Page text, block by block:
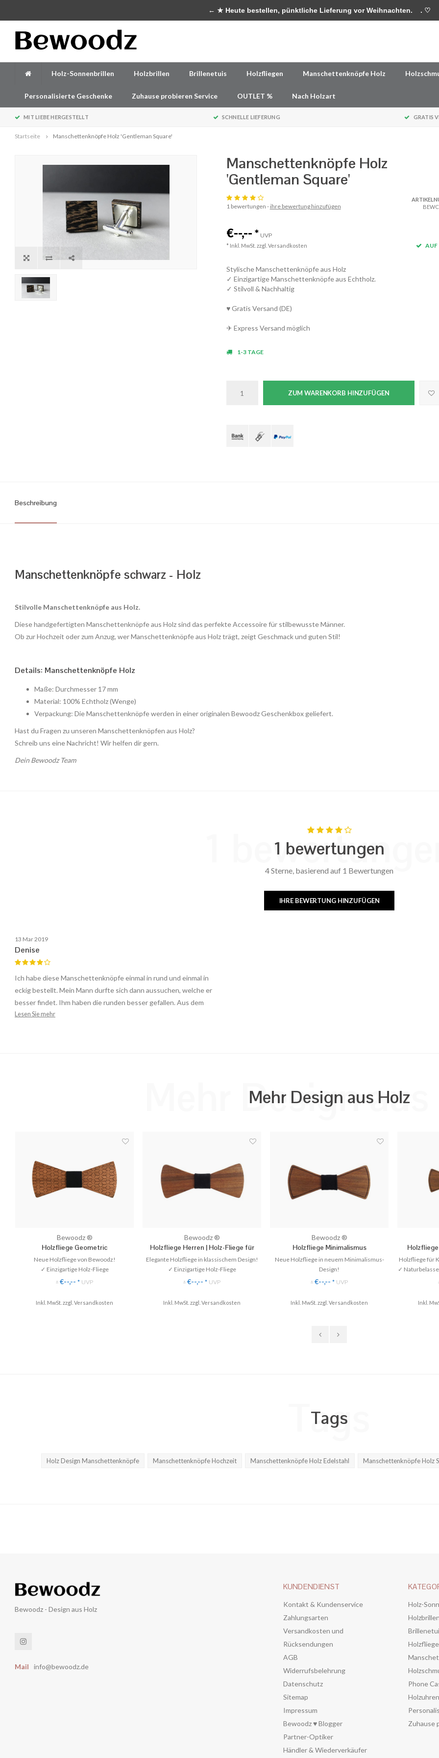
Holz-Sonnenbrillen Holzbrillen Brillenetuis Holzfliegen Manschettenknöpfe Holz
Personalisierte Geschenke Zuhause probieren Service OUTLET % Nach Holzart
MIT LIEBE HERGESTELLT SCHNELLE LIEFERUNG GRATIS
Startseite Manschettenknöpfe Holz 'Gentleman Square'
Manschettenknöpfe Holz
'Gentleman Square'
1 bewertungen - ihre bewertung hinzufügen
€--,-- * UVP
* Inkl. MwSt. zzgl. Versandkosten AUF
Stylische Manschettenknöpfe aus Holz
✓ Einzigartige Manschettenknöpfe aus Echtholz.
✓ Stilvoll & Nachhaltig
♥ Gratis Versand (DE)
✈ Express Versand möglich
1-3 TAGE
ZUM WARENKORB HINZUFÜGEN
Beschreibung
Manschettenknöpfe schwarz - Holz
Stilvolle Manschettenknöpfe aus Holz.
Diese handgefertigten Manschettenknöpfe aus Holz sind das perfekte Accessoire für stilbewusste Männer.
Ob zur Hochzeit oder zum Anzug, wer Manschettenknöpfe aus Holz trägt, zeigt Geschmack und guten Stil!
Details: Manschettenknöpfe Holz
Maße: Durchmesser 17 mm
Material: 100% Echtholz (Wenge)
Verpackung: Die Manschettenknöpfe werden in einer originalen Bewoodz Geschenkbox geliefert.
Hast du Fragen zu unseren Manschettenknöpfen aus Holz?
Schreib uns eine Nachricht! Wir helfen dir gern.
Dein Bewoodz Team
1 bewertungen
1 4 Sterne, basierend auf 1 Bewertungen
IHRE BEWERTUNG HINZUFÜGEN
13 Mar 2019
Denise
Ich habe diese Manschettenknöpfe einmal in rund und einmal in
eckig bestellt. Mein Mann durfte sich dann aussuchen, welche er
besser findet. Ihm haben die runden besser gefallen. Aus dem
gleichen Holz.
Lesen Sie mehr
Mehr Design aus Holz
Mehr Design
Bewoodz ®
Holzfliege Geometric
Neue Holzfliege von Bewoodz!
✓ Einzigartige Holz-Fliege
✓ Handgefertigt aus Echtholz
♥ Gratis Versand
* €--,-- * UVP
Inkl. MwSt. zzgl. Versandkosten
Bewoodz ®
Holzfliege Herren | Holz-Fliege für
Hochzeit
Elegante Holzfliege in klassischem Design!
✓ Einzigartige Holz-Fliege
✓ Handgefertigt aus Echtholz
* €--,-- * UVP
Inkl. MwSt. zzgl. Versandkosten
Bewoodz ®
Holzfliege Minimalismus
Neue Holzfliege in neuem Minimalismus-
Design!
✓ Einzigartige Holz-Fliege
✓ Perfekt für Hochzeiten
* €--,-- * UVP
Inkl. MwSt. zzgl. Versandkosten
Holzfliege für
✓
Inkl.
Tags
Tags
Holz Design Manschettenknöpfe Manschettenknöpfe Hochzeit Manschettenknöpfe Holz Edelstahl Manschettenknöpfe Holz
Bewoodz - Design aus Holz
Mail info@bewoodz.de
KUNDENDIENST
Kontakt & Kundenservice
Zahlungsarten
Versandkosten und
Rücksendungen
AGB
Widerrufsbelehrung
Datenschutz
Sitemap
Impressum
Bewoodz ♥ Blogger
Partner-Optiker
Händler & Wiederverkäufer
Holz-
Phone
Holzuhren
Zuhause
← ★ Heute bestellen, pünktliche Lieferung vor Weihnachten. . ♡